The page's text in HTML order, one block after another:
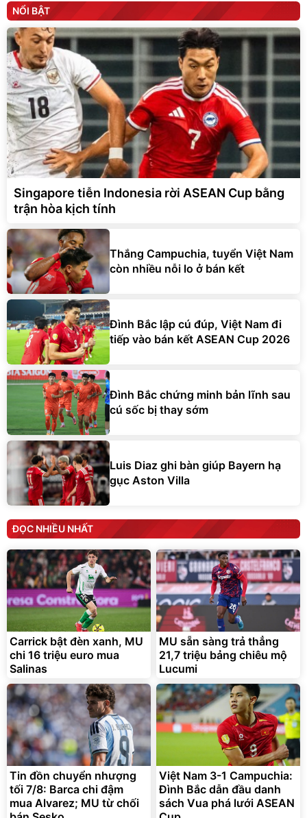
NỔI BẬT
Singapore tiễn Indonesia rời ASEAN Cup bằng
trận hòa kịch tính
Thắng Campuchia, tuyển Việt Nam
còn nhiều nỗi lo ở bán kết
Đình Bắc lập cú đúp, Việt Nam đi
tiếp vào bán kết ASEAN Cup 2026
Đình Bắc chứng minh bản lĩnh sau
cú sốc bị thay sớm
Luis Diaz ghi bàn giúp Bayern hạ
gục Aston Villa
ĐỌC NHIỀU NHẤT
Carrick bật đèn xanh, MU
chi 16 triệu euro mua
Salinas
MU sẵn sàng trả thẳng
21,7 triệu bảng chiêu mộ
Lucumi
Tin đồn chuyển nhượng
tối 7/8: Barca chi đậm
mua Alvarez; MU từ chối
Việt Nam 3-1 Campuchia:
Đình Bắc dẫn đầu danh
sách Vua phá lưới ASEAN